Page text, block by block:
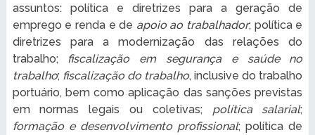
assuntos: política e diretrizes para a geração de
emprego e renda e de apoio ao trabalhador; política e
diretrizes para a modernização das relações do
trabalho; fiscalização em segurança e saúde no
trabalho; fiscalização do trabalho, inclusive do trabalho
portuário, bem como aplicação das sanções previstas
em normas legais ou coletivas; política salarial;
formação e desenvolvimento profissional; política de